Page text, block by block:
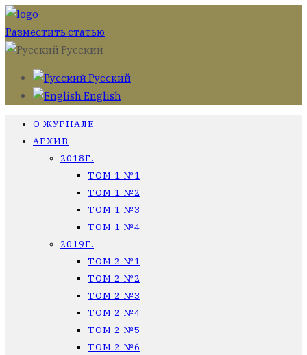
Разместить статью
Русский
Русский
English
О ЖУРНАЛЕ
АРХИВ
2018Г.
ТОМ 1 №1
ТОМ 1 №2
ТОМ 1 №3
ТОМ 1 №4
2019Г.
ТОМ 2 №1
ТОМ 2 №2
ТОМ 2 №3
ТОМ 2 №4
ТОМ 2 №5
ТОМ 2 №6